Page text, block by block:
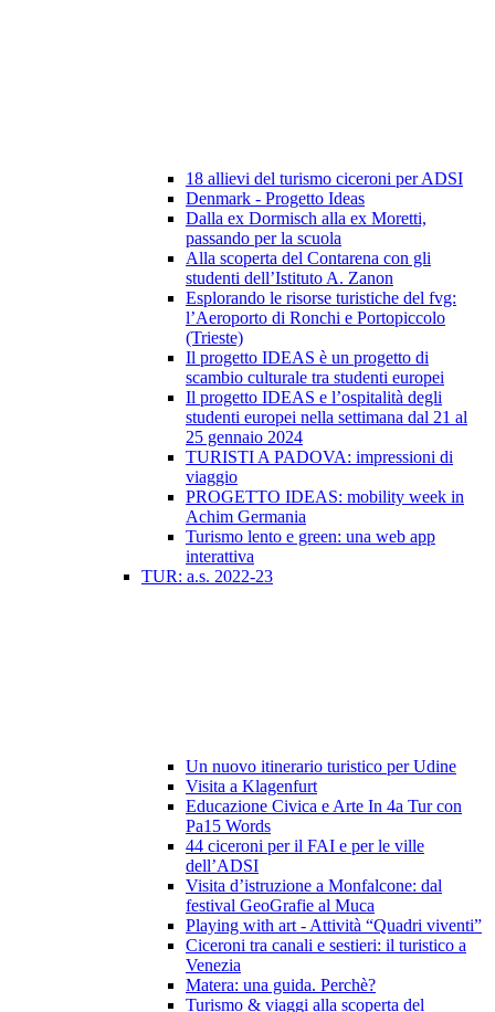
18 allievi del turismo ciceroni per ADSI
Denmark - Progetto Ideas
Dalla ex Dormisch alla ex Moretti,
passando per la scuola
Alla scoperta del Contarena con gli
studenti dell’Istituto A. Zanon
Esplorando le risorse turistiche del fvg:
l’Aeroporto di Ronchi e Portopiccolo
(Trieste)
Il progetto IDEAS è un progetto di
scambio culturale tra studenti europei
Il progetto IDEAS e l’ospitalità degli
studenti europei nella settimana dal 21 al
25 gennaio 2024
TURISTI A PADOVA: impressioni di
viaggio
PROGETTO IDEAS: mobility week in
Achim Germania
Turismo lento e green: una web app
interattiva
TUR: a.s. 2022-23
Un nuovo itinerario turistico per Udine
Visita a Klagenfurt
Educazione Civica e Arte In 4a Tur con
Pa15 Words
44 ciceroni per il FAI e per le ville
dell’ADSI
Visita d’istruzione a Monfalcone: dal
festival GeoGrafie al Muca
Playing with art - Attività “Quadri viventi”
Ciceroni tra canali e sestieri: il turistico a
Venezia
Matera: una guida. Perchè?
Turismo & viaggi alla scoperta del